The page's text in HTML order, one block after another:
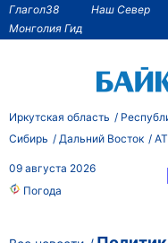
Глагол38 Наш Север
Монголия Гид
Иркутская область
Сибирь Дальний Восток
09 августа 2026
Погода